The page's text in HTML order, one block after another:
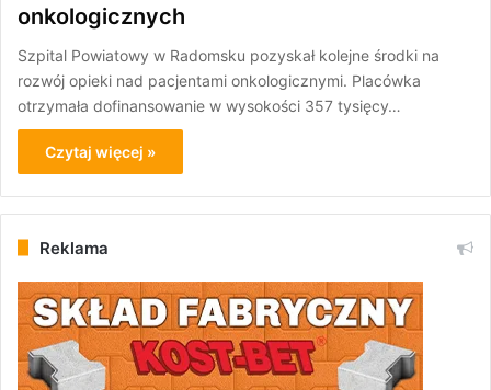
onkologicznych
Szpital Powiatowy w Radomsku pozyskał kolejne środki na
rozwój opieki nad pacjentami onkologicznymi. Placówka
otrzymała dofinansowanie w wysokości 357 tysięcy…
Czytaj więcej »
Reklama